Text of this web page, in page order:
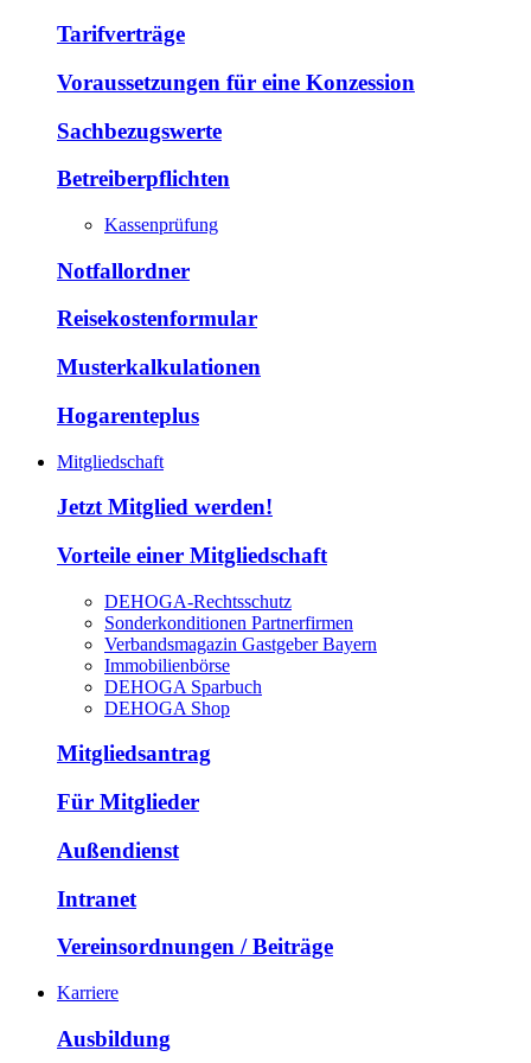
Tarifverträge
Voraussetzungen für eine Konzession
Sachbezugswerte
Betreiberpflichten
Kassenprüfung
Notfallordner
Reisekostenformular
Musterkalkulationen
Hogarenteplus
Mitgliedschaft
Jetzt Mitglied werden!
Vorteile einer Mitgliedschaft
DEHOGA-Rechtsschutz
Sonderkonditionen Partnerfirmen
Verbandsmagazin Gastgeber Bayern
Immobilienbörse
DEHOGA Sparbuch
DEHOGA Shop
Mitgliedsantrag
Für Mitglieder
Außendienst
Intranet
Vereinsordnungen / Beiträge
Karriere
Ausbildung